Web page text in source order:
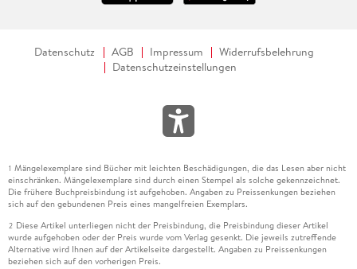
Datenschutz AGB Impressum
Widerrufsbelehrung
Datenschutzeinstellungen
1 Mängelexemplare sind Bücher mit leichten Beschädigungen, die das Lesen aber nicht
einschränken. Mängelexemplare sind durch einen Stempel als solche gekennzeichnet.
Die frühere Buchpreisbindung ist aufgehoben. Angaben zu Preissenkungen beziehen
sich auf den gebundenen Preis eines mangelfreien Exemplars.
2 Diese Artikel unterliegen nicht der Preisbindung, die Preisbindung dieser Artikel
wurde aufgehoben oder der Preis wurde vom Verlag gesenkt. Die jeweils zutreffende
Alternative wird Ihnen auf der Artikelseite dargestellt. Angaben zu Preissenkungen
beziehen sich auf den vorherigen Preis.